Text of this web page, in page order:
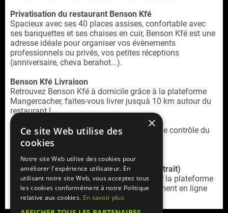
Privatisation du restaurant Benson Kfé
Spacieux avec ses 40 places assises, confortable avec
ses banquettes et ses chaises en cuir, Benson Kfé est une
adresse idéale pour organiser vos évènements
professionnels ou privés, vos petites réceptions
(anniversaire, cheva berahot...).
Benson Kfé Livraison
Retrouvez Benson Kfé à domicile grâce à la plateforme
Mangercacher, faites-vous livrer jusquà 10 km autour du
restaurant !
Benson Kfé est un restaurant cacher sous le contrôle du
Beth-Din de Paris.
Service commande en ligne (livraison / retrait)
Retrouvez lacarte livraison Benson Kfé
sur la plateforme
Mangercacher.com(cagnotte, offres, paiement en ligne
sécurisé)
×
Ce site Web utilise des
cookies
Notre site Web utilise des cookies pour
améliorer l'expérience utilisateur. En
utilisant notre site Web, vous acceptez tous
les cookies conformément à notre Politique
relative aux cookies. En savoir plus